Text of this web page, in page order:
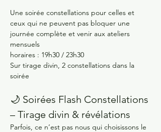
Une soirée constellations pour celles et
ceux qui ne peuvent pas bloquer une
journée complète et venir aux ateliers
mensuels
horaires : 19h30 / 23h30
Sur tirage divin, 2 constellations dans la
soirée
🌙 Soirées Flash Constellations
– Tirage divin & révélations
Parfois, ce n’est pas nous qui choisissons le